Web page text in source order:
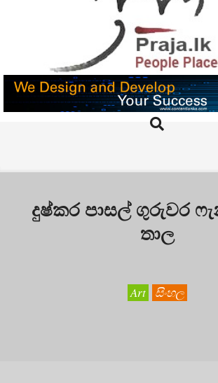
PRAJA.LK
Search
දුෂ්කර පාසල් ගුරුවර
තාල
Art සිංහල